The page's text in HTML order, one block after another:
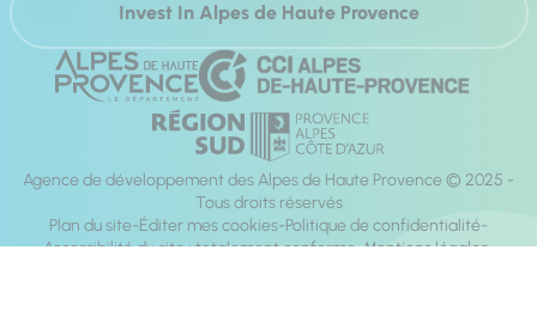
Invest In Alpes de Haute Provence
Agence de développement des Alpes de Haute Provence © 2025 -
Tous droits réservés
Plan du site Éditer mes cookies Politique de confidentialité
Accessibilité du site : totalement conforme Mentions légales